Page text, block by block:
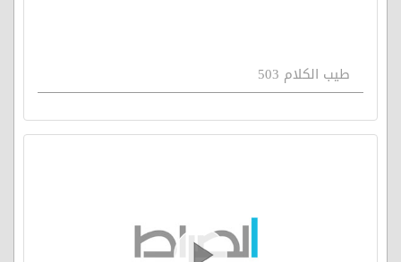
طيب الكلام 503